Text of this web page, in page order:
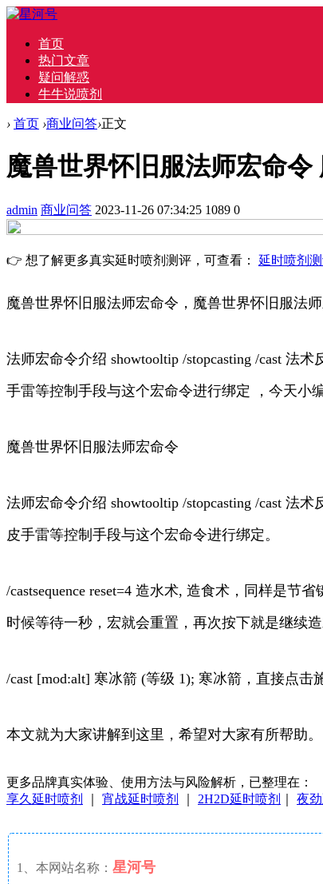
首页
热门文章
疑问解惑
牛牛说喷剂
› 首页 ›商业问答›正文
魔兽世界怀旧服法师宏命
admin 商业问答 2023-11-26 07:34:25 1089 0
👉 想了解更多真实延时喷剂测评，可查看： 延时喷剂
魔兽世界怀旧服法师宏命令，魔兽世界怀旧服法
法师宏命令介绍 showtooltip /stopcasting /cast 法
手雷等控制手段与这个宏命令进行绑定 ，今天小
魔兽世界怀旧服法师宏命令
法师宏命令介绍 showtooltip /stopcasting /cast 法
皮手雷等控制手段与这个宏命令进行绑定。
/castsequence reset=4 造水术, 造食术，同样是
时候等待一秒，宏就会重置，再次按下就是继续造
/cast [mod:alt] 寒冰箭 (等级 1); 寒冰箭，直接点
本文就为大家讲解到这里，希望对大家有所帮助。
更多品牌真实体验、使用方法与风险解析，已整理在：
享久延时喷剂
宵战延时喷剂 2H2D延时喷剂 夜
1、本网站名称： 星河号